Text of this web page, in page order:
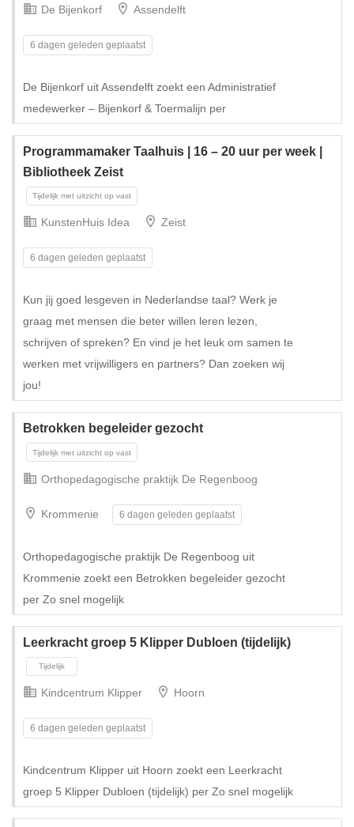
De Bijenkorf Assendelft
6 dagen geleden geplaatst
De Bijenkorf uit Assendelft zoekt een Administratief
medewerker – Bijenkorf & Toermalijn per
Programmamaker Taalhuis | 16 – 20 uur per week |
Bibliotheek Zeist
Tijdelijk met uitzicht op vast
KunstenHuis Idea Zeist
6 dagen geleden geplaatst
Kun jij goed lesgeven in Nederlandse taal? Werk je
graag met mensen die beter willen leren lezen,
schrijven of spreken? En vind je het leuk om samen te
werken met vrijwilligers en partners? Dan zoeken wij
jou!
Betrokken begeleider gezocht
Tijdelijk met uitzicht op vast
Orthopedagogische praktijk De Regenboog
Krommenie 6 dagen geleden geplaatst
Orthopedagogische praktijk De Regenboog uit
Krommenie zoekt een Betrokken begeleider gezocht
per Zo snel mogelijk
Leerkracht groep 5 Klipper Dubloen (tijdelijk)
Kindcentrum Klipper Hoorn
6 dagen geleden geplaatst
Kindcentrum Klipper uit Hoorn zoekt een Leerkracht
groep 5 Klipper Dubloen (tijdelijk) per Zo snel mogelijk